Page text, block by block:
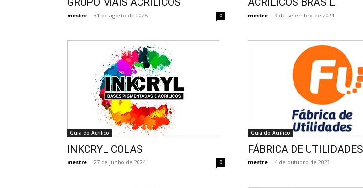
GRUPO MAIS ACRÍLICOS
mestre - 31 de agosto de 2025 0
ACRÍLICOS BRASIL
mestre - 9 de setembro de 2024
Guia do Acrílico
INKCRYL COLAS
mestre - 27 de junho de 2024 0
Guia do Acrílico
FÁBRICA DE UTILIDADES
mestre - 4 de outubro de 2023